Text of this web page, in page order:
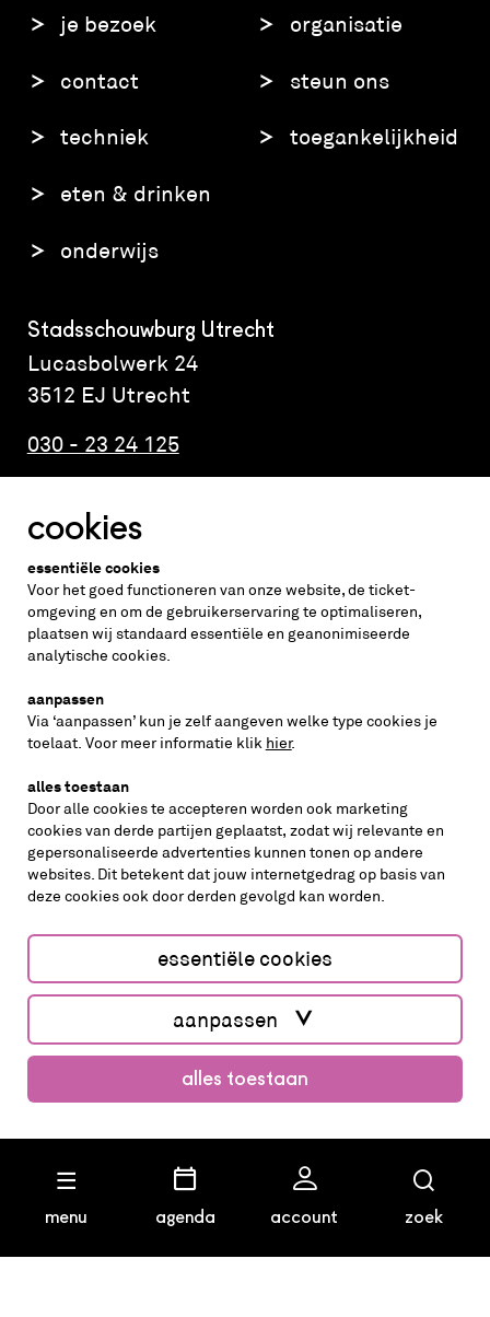
menu agenda account zoek
koop kaarten
je bezoek
contact
techniek
eten & drinken
onderwijs
organisatie
steun ons
toegankelijkheid
Stadsschouwburg Utrecht
Lucasbolwerk 24
3512 EJ Utrecht
030 - 23 24 125
Altijd weten wat er speelt?
vraag de nieuwsbrief aan
inschrijven
volg ons op
cookies aanpassen cookies/privacy
Website by The Cre8ion.Lab
cookies
essentiële cookies
Voor het goed functioneren van onze website, de ticket-
omgeving en om de gebruikerservaring te optimaliseren,
plaatsen wij standaard essentiële en geanonimiseerde
analytische cookies.
aanpassen
Via ‘aanpassen’ kun je zelf aangeven welke type cookies je
toelaat. Voor meer informatie klik hier.
alles toestaan
Door alle cookies te accepteren worden ook marketing
cookies van derde partijen geplaatst, zodat wij relevante en
gepersonaliseerde advertenties kunnen tonen op andere
websites. Dit betekent dat jouw internetgedrag op basis van
deze cookies ook door derden gevolgd kan worden.
essentiële cookies
aanpassen
alles toestaan